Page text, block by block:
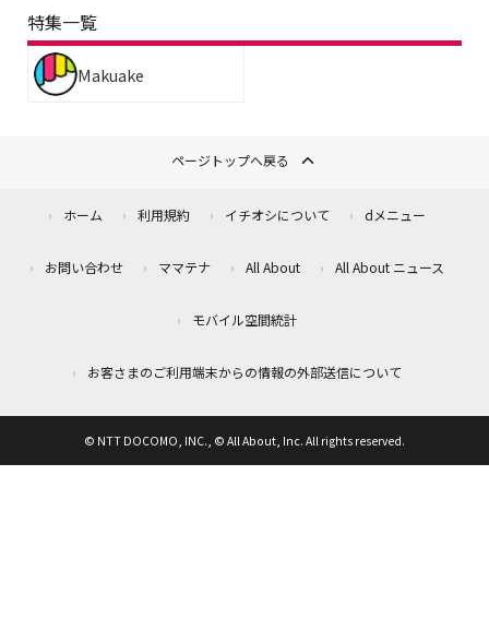
特集一覧
Makuake
ページトップへ戻る
ホーム 利用規約 イチオシについて dメニュー
お問い合わせ ママテナ All About All About ニュース
モバイル空間統計
お客さまのご利用端末からの情報の外部送信について
© NTT DOCOMO, INC., © All About, Inc. All rights reserved.